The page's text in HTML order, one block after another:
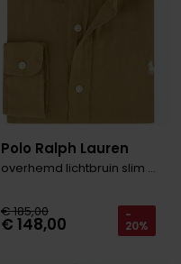
Polo Ralph Lauren
overhemd lichtbruin slim fit
€ 185,00
€ 148,00 -
20%